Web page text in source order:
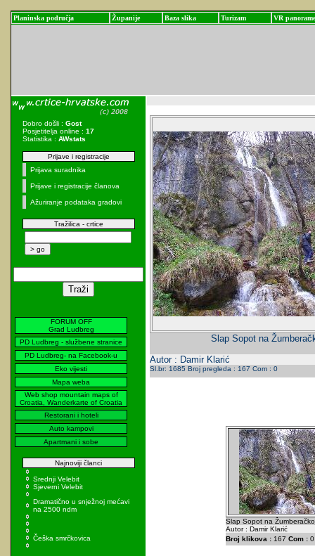
Planinska područja Županije Baza slika Turizam VR panorame
Dobro došli : Gost
Posjetitelja online : 17
Statistika : AWstats
Prijave i registracije
Prijava suradnika
Prijave i registracije članova
Ažuriranje podataka gradovi
Tražilica - crtice
FORUM OFF
Grad Ludbreg
PD Ludbreg - službene stranice
PD Ludbreg- na Facebook-u
Eko vijesti
Mapa weba
Web shop mountain maps of
Croatia, Wanderkarte of Croatia
Restorani i hoteli
Auto kampovi
Apartmani i sobe
Najnoviji članci
Srednji Velebit
Sjeverni Velebit
Dramatično u snježnoj mećavi
na 2500 ndm
Češka smrčkovica
Slap Sopot na
Autor : Damir Klarić
Sl.br: 1685 Broj pregleda : 167 Com : 0
Slap Sopot na
Autor : Damir Klarić
Broj klikova :167 Com :0